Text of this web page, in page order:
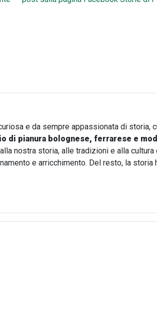
e da sempre appassionata di
di pianura bolognese, ferrarese e
nostra storia, alle tradizioni e alla
e arricchimento. Del resto, la